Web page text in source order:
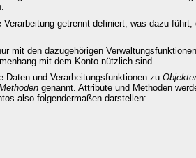
getrennt definiert, was dazu
mit den dazugehörigen
mit dem Konto nützlich sind.
Daten und Verarbeitungsfunktionen zu
genannt. Attribute und Methoden
also folgendermaßen darstellen: